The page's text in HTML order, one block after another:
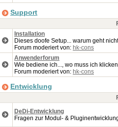
Support
Installation
Dieses doofe Setup... warum geht
Forum moderiert von: hk-cons
Anwenderforum
Wie bediene ich..., wo muss ich
Forum moderiert von: hk-cons
Entwicklung
DeDi-Entwicklung
Fragen zur Modul- &